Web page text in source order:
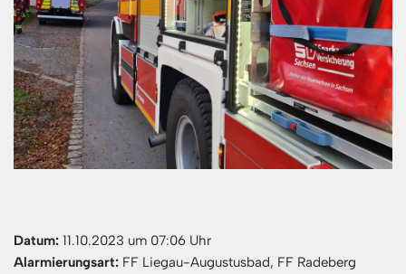
Datum: 11.10.2023 um 07:06 Uhr
Alarmierungsart: FF Liegau-Augustusbad, FF Radeberg